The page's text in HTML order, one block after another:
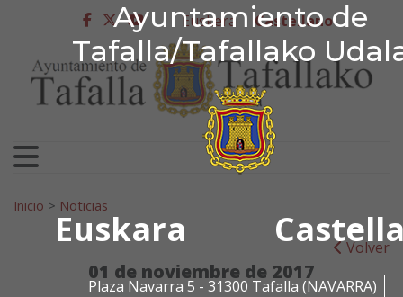
Ayuntamiento de
Tafalla/Tafallako
Euskara
Plaza Navarra 5 - 31300 Tafalla (NAVARRA)
Ir al contenido
Ayuntamiento de
facebook
twitter
youtube
Euskera Castellano
Search for:
Inicio > Noticias
Volver
01 de noviembre de 2017